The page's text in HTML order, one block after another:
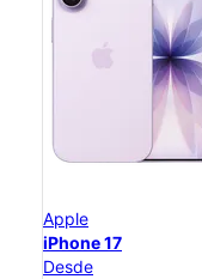
Apple
iPhone 17
Desde